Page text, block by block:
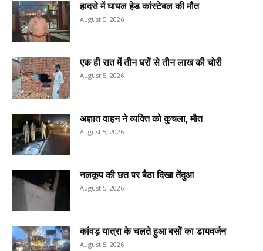
हादसे में घायल हेड कांस्टेबल की मौत
August 5, 2026
एक ही रात में तीन घरों से तीन लाख की चोरी
August 5, 2026
अज्ञात वाहन ने व्यक्ति को कुचला, मौत
August 5, 2026
नलकूप की छत पर बैठा दिखा तेंदुआ
August 5, 2026
कांवड़ यात्रा के चलते हुआ बसों का डायवर्जन
August 5, 2026